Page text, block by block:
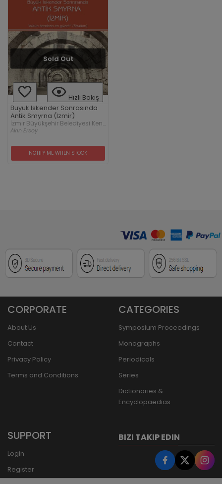
Sold Out
Hızlı Bakış
Buyuk Iskender Sonrasinda
Antik Smyrna (Izmir)
İzmir Büyükşehir Belediyesi Kent
Kitaplığı
Akın Ersoy
NOTIFY ME WHEN STOCK
CORPORATE
About Us
Contact
Privacy Policy
Terms and Conditions
CATEGORIES
Symposium Proceedings
Monographs
Periodicals
Series
Dictionaries &
Encyclopaedias
SUPPORT
Login
Register
BIZI TAKIP EDIN